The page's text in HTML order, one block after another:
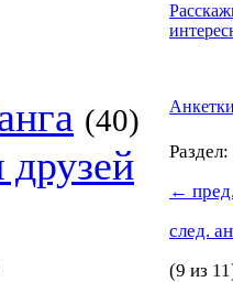
(40)
Раздел:
←
след.
(9 из